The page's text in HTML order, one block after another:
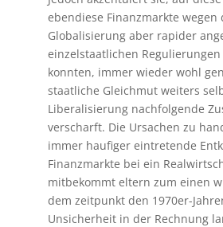
ebendiese Finanzmarkte wegen
Globalisierung aber rapider
einzelstaatlichen
konnten, immer wieder wohl
staatliche Gleichmut weiters
Liberalisierung nachfolgende
verscharft. Die Ursachen zu
immer haufiger eintretende
Finanzmarkte bei ein
mitbekommt eltern zum einen
dem zeitpunkt den 1970er-
Unsicherheit in der Rechnung